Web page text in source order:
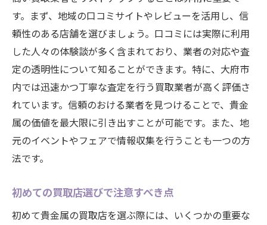
す。まず、地域の口コミサイトやレビューを活用し、信
頼性のある店舗を選びましょう。口コミには実際に利用
した人々の体験談が多く含まれており、業者の対応や査
定の透明性について知ることができます。特に、大府市
内では迅速かつ丁寧な査定を行う買取業者が高く評価さ
れています。信頼のおける業者を見つけることで、貴金
属の価値を最大限に引き出すことが可能です。また、地
元のイベントやフェアで情報収集を行うことも一つの方
法です。
初めての買取店選びで注意すべき点
初めて貴金属の買取店を選ぶ際には、いくつかの重要な